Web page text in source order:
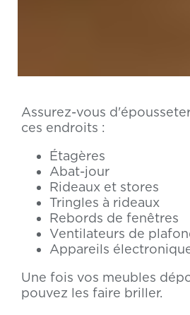
Assurez-vous
ces endroits :
Étagères
Abat-jour
Rideaux et stores
Tringles à rideaux
Rebords de fenêtres
Ventilateurs de
Appareils
Une fois vos meubles
pouvez les faire briller.